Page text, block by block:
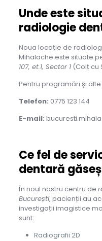
Unde este
radiologie
Noua locație de
Mihalache este situate
107, et.1, Sector 1(Colț cu
Pentru programări și
Telefon: 0775 123 144
E-mail:
Ce fel de
dentară
În noul nostru centru de
București, pacienții au
investigații imagistice
sunt:
Radiografii 2D